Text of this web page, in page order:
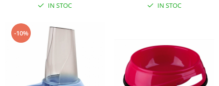
IN STOC IN STOC
-10%